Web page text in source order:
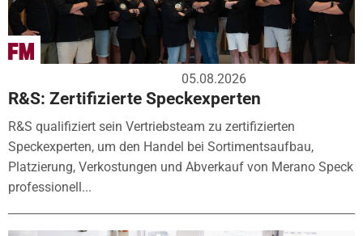
05.08.2026
R&S: Zertifizierte Speckexperten
R&S qualifiziert sein Vertriebsteam zu zertifizierten
Speckexperten, um den Handel bei Sortimentsaufbau,
Platzierung, Verkostungen und Abverkauf von Merano Speck
professionell...